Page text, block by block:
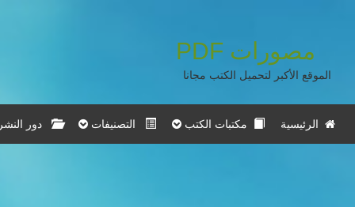
مصورات PDF
الموقع الأكبر لتحميل الكتب مجانا
الرئيسية مكتبات الكتب التصنيفات دور النشر